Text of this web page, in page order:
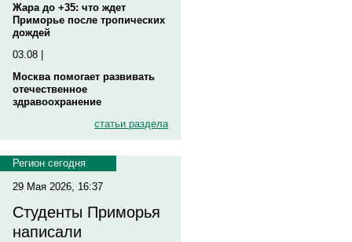
Жара до +35: что ждет
Приморье после тропических
дождей
03.08 |
Москва помогает развивать
отечественное
здравоохранение
статьи раздела
Регион сегодня
29 Мая 2026, 16:37
Студенты Приморья
написали